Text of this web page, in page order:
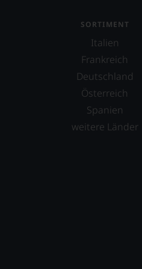
SORTIMENT
Italien
Frankreich
Deutschland
Österreich
Spanien
weitere Länder